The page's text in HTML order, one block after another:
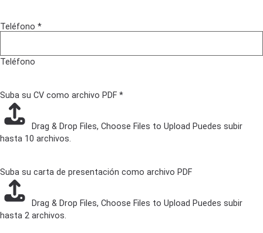
Teléfono *
Teléfono
Suba su CV como archivo PDF *
Drag & Drop Files, Choose Files to Upload Puedes subir
hasta 10 archivos.
Suba su carta de presentación como archivo PDF
Drag & Drop Files, Choose Files to Upload Puedes subir
hasta 2 archivos.